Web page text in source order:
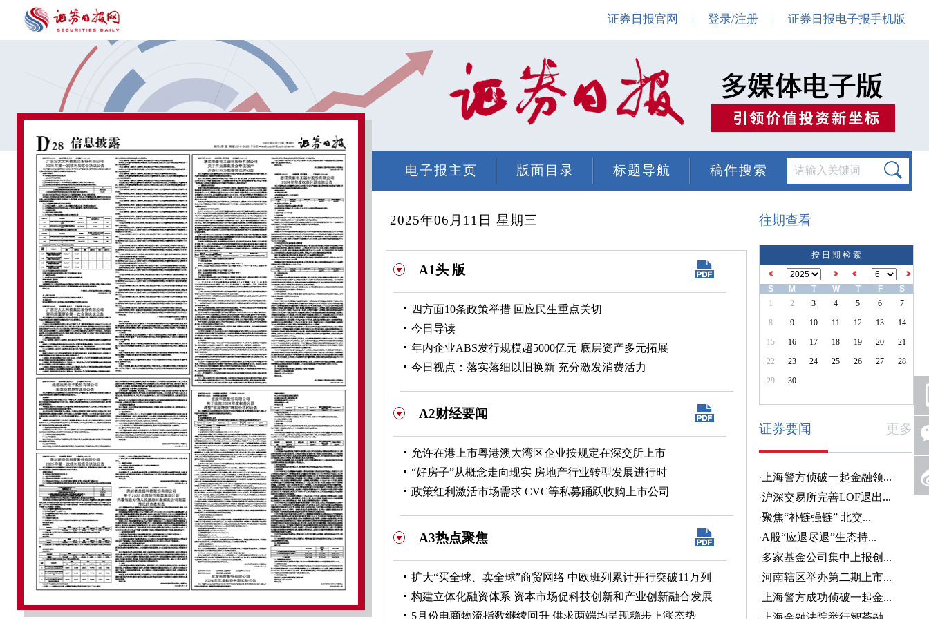
证券日报官网 | 登录/注册 | 证券日报电子报手机版
电子报主页 版面目录 标题导航 稿件搜索
2025年06月11日 星期三
A1头 版
四方面10条政策举措 回应民生重点关切
今日导读
年内企业ABS发行规模超5000亿元 底层资产多元拓展
今日视点：落实落细以旧换新 充分激发消费活力
A2财经要闻
允许在港上市粤港澳大湾区企业按规定在深交所上市
“好房子”从概念走向现实 房地产行业转型发展进行时
政策红利激活市场需求 CVC等私募踊跃收购上市公司
A3热点聚焦
扩大“买全球、卖全球”商贸网络 中欧班列累计开行突破11万列
构建立体化融资体系 资本市场促科技创新和产业创新融合发展
5月份电商物流指数继续回升 供求两端均呈现稳步上涨态势
往期查看
按 日 期 检 索
S M T W T F
S
1
2 3 4 5 6
7
8
9 10 11 12 13
14
15
16 17 18 19 20
21
22
23 24 25 26 27
28
29
30
更多
证券要闻